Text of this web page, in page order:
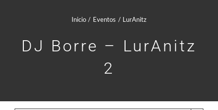
Inicio Eventos LurAnitz
DJ Borre – LurAnitz
2